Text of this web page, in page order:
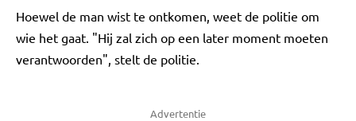
Hoewel de man wist te ontkomen, weet de politie om
wie het gaat. "Hij zal zich op een later moment moeten
verantwoorden", stelt de politie.
Advertentie